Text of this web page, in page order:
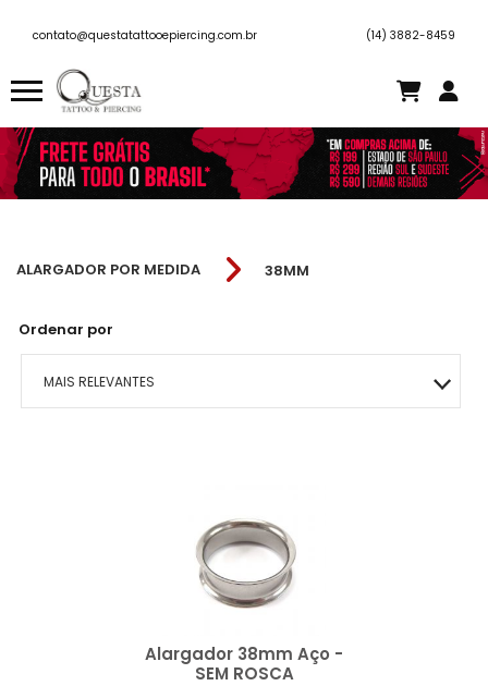
contato@questatattooepiercing.com.br (14) 3882-8459
ALARGADOR POR MEDIDA 38MM
Ordenar por
MAIS RELEVANTES
Alargador 38mm Aço -
SEM ROSCA